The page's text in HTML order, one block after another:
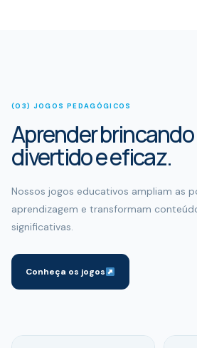
(03) JOGOS PEDAGÓGICOS
Aprender
divertido e eficaz.
Nossos jogos educativos ampliam as
aprendizagem e transformam
significativas.
Conheça os jogos